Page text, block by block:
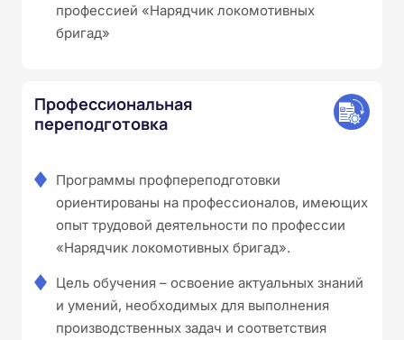
профессией «Нарядчик локомотивных
бригад»
Профессиональная
переподготовка
Программы профпереподготовки
ориентированы на профессионалов, имеющих
опыт трудовой деятельности по профессии
«Нарядчик локомотивных бригад».
Цель обучения – освоение актуальных знаний
и умений, необходимых для выполнения
производственных задач и соответствия